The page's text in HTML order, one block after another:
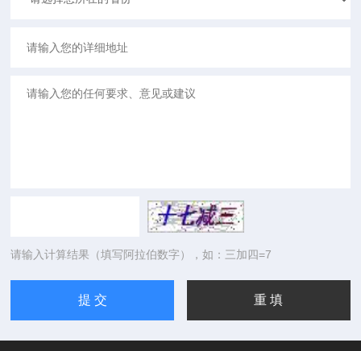
请输入计算结果（填写阿拉伯数字），如：三加四=7